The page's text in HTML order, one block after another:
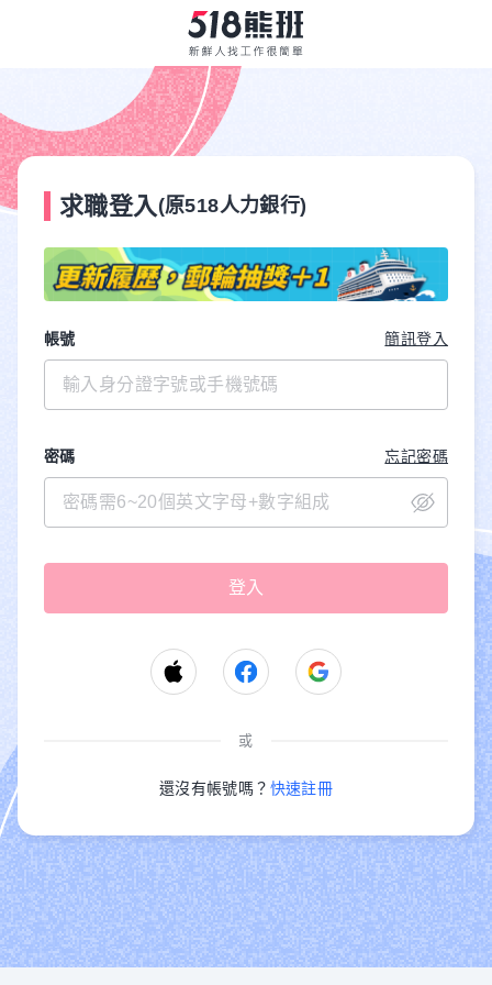
求職登入 (原518人力銀行)
帳號 簡訊登入
密碼 忘記密碼
或
還沒有帳號嗎？ 快速註冊